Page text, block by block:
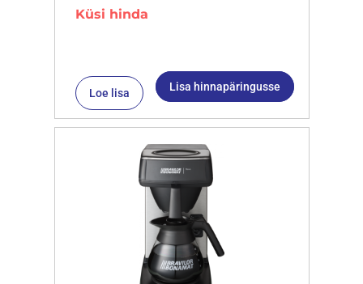
Küsi hinda
Loe lisa Lisa hinnapäringusse